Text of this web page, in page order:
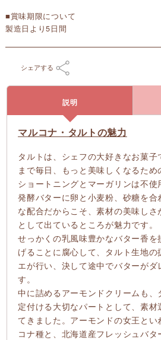
■賞味期限について
製造日より5日間
シェアする
説明
マルコナ・タルトの魅力
タルトは、シェフの大好きなお菓
まで毎日、もっと美味しくなるため
ショートニングとマーガリンは不
発酵バターに卵と小麦粉、砂糖を
な配合だからこそ、素材の美味し
として出ているところが魅力です。
せっかくの乳風味豊かなバター香を
げることに腐心して、タルト生地
エが行い、決して途中でバターがダ
す。
中に詰めるアーモンドクリームも
定付ける大切なパートとして、素材
てきました。アーモンドの女王と
コナ種と、北海道産フレッシュバタ